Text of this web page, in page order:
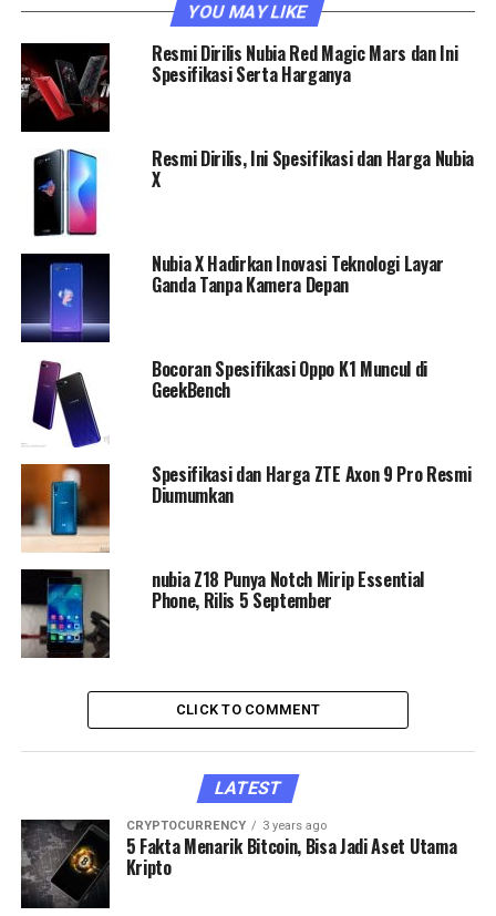
YOU MAY LIKE
Resmi Dirilis Nubia Red Magic Mars dan Ini
Spesifikasi Serta Harganya
Resmi Dirilis, Ini Spesifikasi dan Harga Nubia
X
Nubia X Hadirkan Inovasi Teknologi Layar
Ganda Tanpa Kamera Depan
Bocoran Spesifikasi Oppo K1 Muncul di
GeekBench
Spesifikasi dan Harga ZTE Axon 9 Pro Resmi
Diumumkan
nubia Z18 Punya Notch Mirip Essential
Phone, Rilis 5 September
CLICK TO COMMENT
LATEST
CRYPTOCURRENCY 3 years ago
5 Fakta Menarik Bitcoin, Bisa Jadi Aset Utama
Kripto